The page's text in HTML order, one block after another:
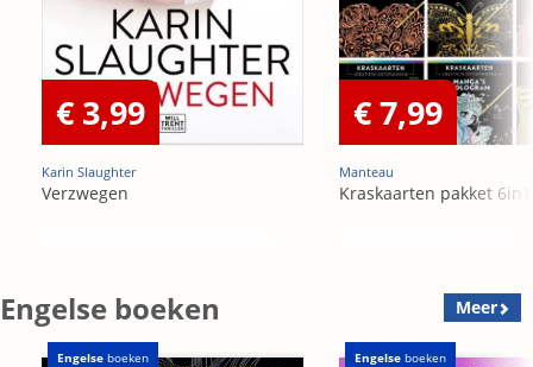
€ 3,99
Karin Slaughter
Verzwegen
€ 7,99
Manteau
Kraskaarten pakket 6in1
Engelse boeken Meer
Engelse boeken Engelse boeken